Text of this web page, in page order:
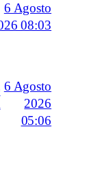
6 Agosto
08:03
6 Agosto
2026
05:06